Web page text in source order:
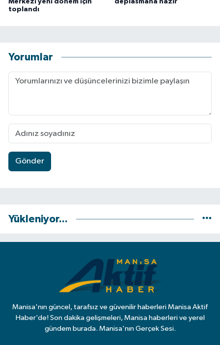
Merkezi yeni dönem için
toplandı
deplasmana hazır
Yorumlar
Gönder
Yükleniyor...
Manisa'nın güncel, tarafsız ve güvenilir haberleri Manisa Aktif
Haber’de! Son dakika gelişmeleri, Manisa haberleri ve yerel
gündem burada. Manisa'nın Gerçek Sesi.